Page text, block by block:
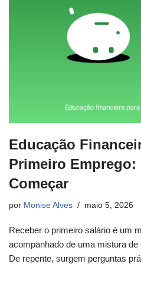
Educação
Primeiro Emprego:
Começar
por Monise Alves maio 5, 2026
Receber o primeiro salário é um
acompanhado de uma mistura
De repente, surgem perguntas